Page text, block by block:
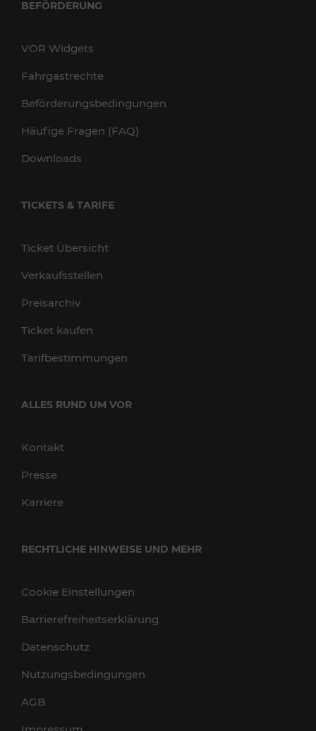
BEFÖRDERUNG
VOR Widgets
Fahrgastrechte
Beförderungsbedingungen
Häufige Fragen (FAQ)
Downloads
TICKETS & TARIFE
Ticket Übersicht
Verkaufsstellen
Preisarchiv
Ticket kaufen
Tarifbestimmungen
ALLES RUND UM VOR
Kontakt
Presse
Karriere
RECHTLICHE HINWEISE UND MEHR
Cookie Einstellungen
Barrierefreiheitserklärung
Datenschutz
Nutzungsbedingungen
AGB